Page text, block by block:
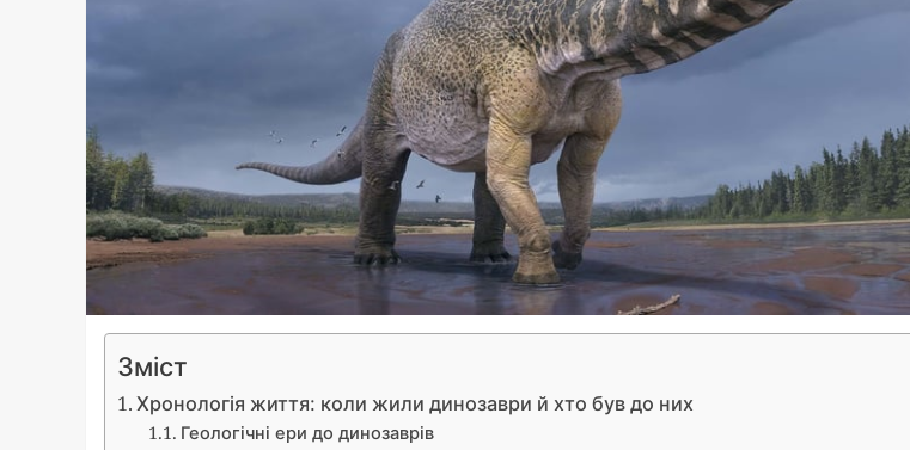
Зміст
Хронологія життя: коли жили динозаври й хто був до них
Геологічні ери до динозаврів